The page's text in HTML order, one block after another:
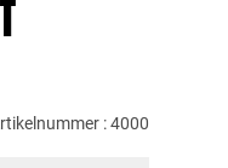
: 4000